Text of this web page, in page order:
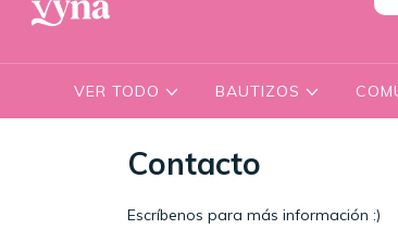
VER TODO BAUTIZOS
Contacto
Escríbenos para más información :)